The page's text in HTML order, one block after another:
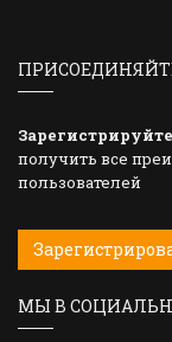
получить все
пользователей
МЫ В